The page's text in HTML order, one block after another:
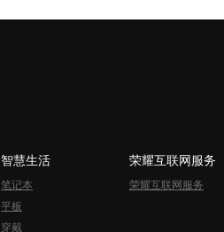
智慧生活
笔记本
平板
穿戴
荣耀互联网服务
荣耀互联网服务